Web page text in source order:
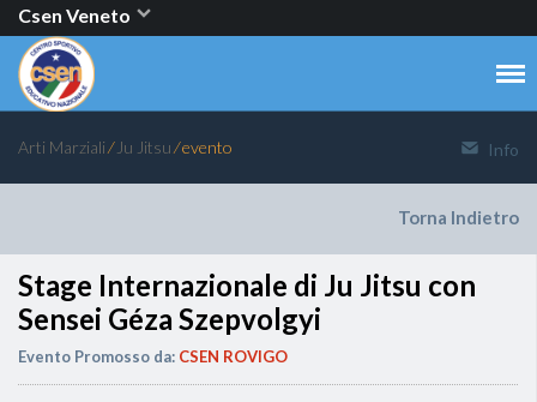
Csen Veneto
Arti Marziali⁄ Ju Jitsu⁄ evento Info
Torna Indietro
Stage Internazionale di Ju Jitsu con
Sensei Géza Szepvolgyi
Evento Promosso da: CSEN ROVIGO